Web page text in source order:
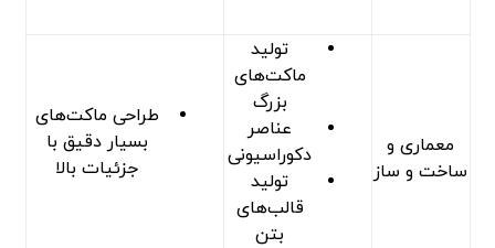
معماری و
ساخت و ساز
تولید
ماکت‌های
بزرگ
عناصر
دکوراسیونی
تولید
قالب‌های
بتن
طراحی ماکت‌های
بسیار دقیق با
جزئیات بالا